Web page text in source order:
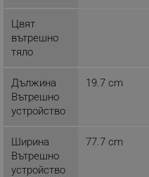
Цвят
вътрешно
тяло
Дължина
Вътрешно
устройство
19.7 cm
Ширина
Вътрешно
устройство
77.7 cm
rlv_